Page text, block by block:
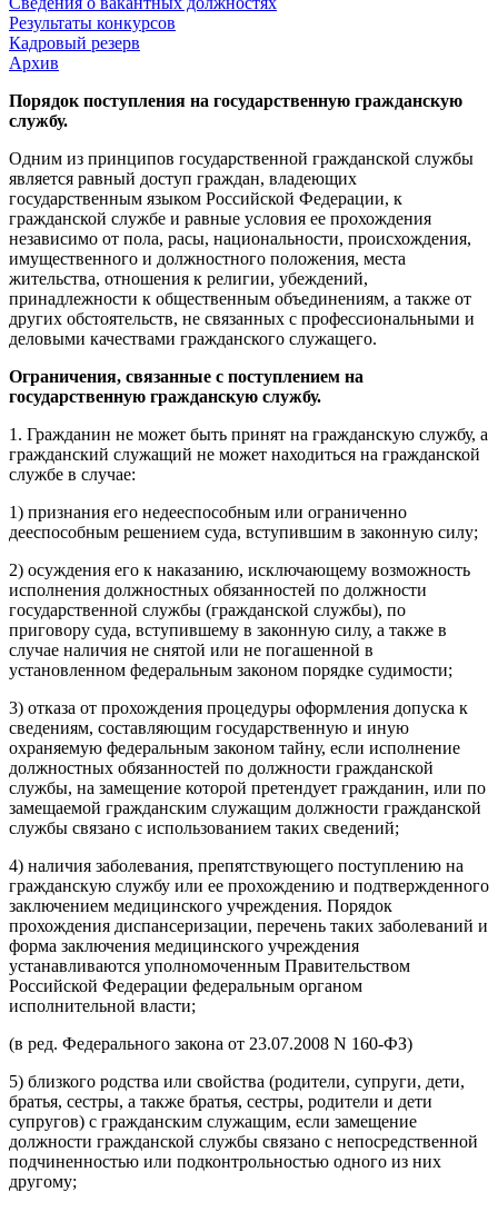
Результаты конкурсов
Кадровый резерв
Архив
Порядок поступления на государственную гражданскую
службу.
Одним из принципов государственной гражданской службы
является равный доступ граждан, владеющих
государственным языком Российской Федерации, к
гражданской службе и равные условия ее прохождения
независимо от пола, расы, национальности, происхождения,
имущественного и должностного положения, места
жительства, отношения к религии, убеждений,
принадлежности к общественным объединениям, а также от
других обстоятельств, не связанных с профессиональными и
деловыми качествами гражданского служащего.
Ограничения, связанные с поступлением на
государственную гражданскую службу.
1. Гражданин не может быть принят на гражданскую службу, а
гражданский служащий не может находиться на гражданской
службе в случае:
1) признания его недееспособным или ограниченно
дееспособным решением суда, вступившим в законную силу;
2) осуждения его к наказанию, исключающему возможность
исполнения должностных обязанностей по должности
государственной службы (гражданской службы), по
приговору суда, вступившему в законную силу, а также в
случае наличия не снятой или не погашенной в
установленном федеральным законом порядке судимости;
3) отказа от прохождения процедуры оформления допуска к
сведениям, составляющим государственную и иную
охраняемую федеральным законом тайну, если исполнение
должностных обязанностей по должности гражданской
службы, на замещение которой претендует гражданин, или по
замещаемой гражданским служащим должности гражданской
службы связано с использованием таких сведений;
4) наличия заболевания, препятствующего поступлению на
гражданскую службу или ее прохождению и подтвержденного
заключением медицинского учреждения. Порядок
прохождения диспансеризации, перечень таких заболеваний и
форма заключения медицинского учреждения
устанавливаются уполномоченным Правительством
Российской Федерации федеральным органом
исполнительной власти;
(в ред. Федерального закона от 23.07.2008 N 160-ФЗ)
5) близкого родства или свойства (родители, супруги, дети,
братья, сестры, а также братья, сестры, родители и дети
супругов) с гражданским служащим, если замещение
должности гражданской службы связано с непосредственной
подчиненностью или подконтрольностью одного из них
другому;